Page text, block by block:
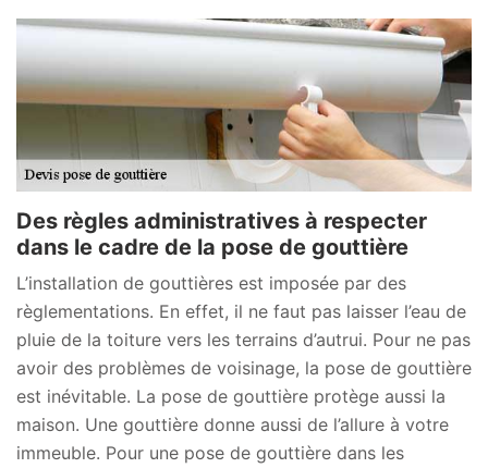
Des règles administratives à respecter
dans le cadre de la pose de gouttière
L’installation de gouttières est imposée par des
règlementations. En effet, il ne faut pas laisser l’eau de
pluie de la toiture vers les terrains d’autrui. Pour ne pas
avoir des problèmes de voisinage, la pose de gouttière
est inévitable. La pose de gouttière protège aussi la
maison. Une gouttière donne aussi de l’allure à votre
immeuble. Pour une pose de gouttière dans les